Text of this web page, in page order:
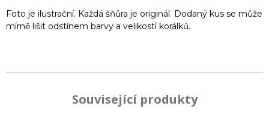
Foto je ilustrační. Každá šňůra je originál. Dodaný kus se může
mírně lišit odstínem barvy a velikostí korálků.
Související produkty